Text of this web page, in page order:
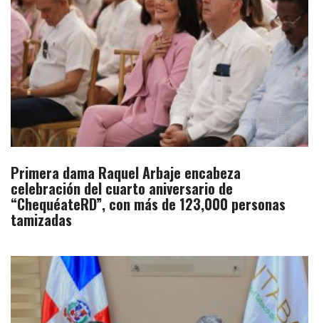
Primera dama Raquel Arbaje encabeza
celebración del cuarto aniversario de
“ChequéateRD”, con más de 123,000 personas
tamizadas